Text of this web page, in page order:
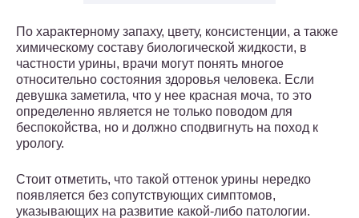
По характерному запаху, цвету, консистенции, а также
химическому составу биологической жидкости, в
частности урины, врачи могут понять многое
относительно состояния здоровья человека. Если
девушка заметила, что у нее красная моча, то это
определенно является не только поводом для
беспокойства, но и должно сподвигнуть на поход к
урологу.
Стоит отметить, что такой оттенок урины нередко
появляется без сопутствующих симптомов,
указывающих на развитие какой-либо патологии.